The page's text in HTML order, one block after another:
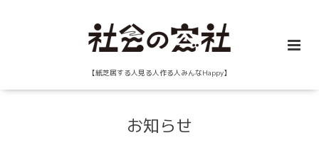
【紙芝居する人見る人作る人みんなHappy】
お知らせ